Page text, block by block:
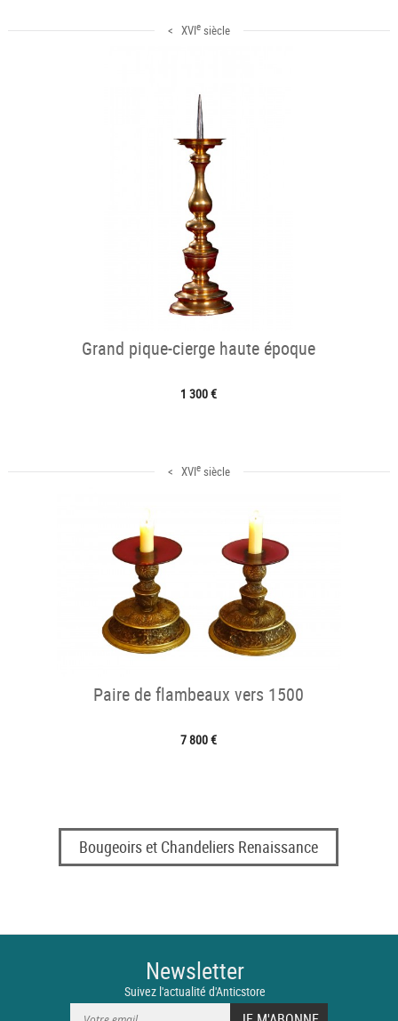
< XVIesiècle
Grand pique-cierge haute époque
1 300 €
< XVIesiècle
Paire de flambeaux vers 1500
7 800 €
Bougeoirs et Chandeliers Renaissance
Newsletter
Suivez l'actualité d'Anticstore